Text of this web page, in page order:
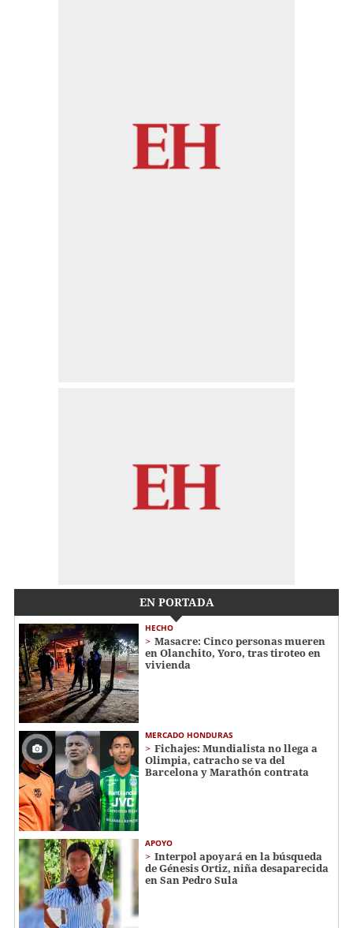
EN PORTADA
HECHO
Masacre: Cinco personas mueren
en Olanchito, Yoro, tras tiroteo en
vivienda
MERCADO HONDURAS
Fichajes: Mundialista no llega a
Olimpia, catracho se va del
Barcelona y Marathón contrata
APOYO
Interpol apoyará en la búsqueda
de Génesis Ortiz, niña desaparecida
en San Pedro Sula